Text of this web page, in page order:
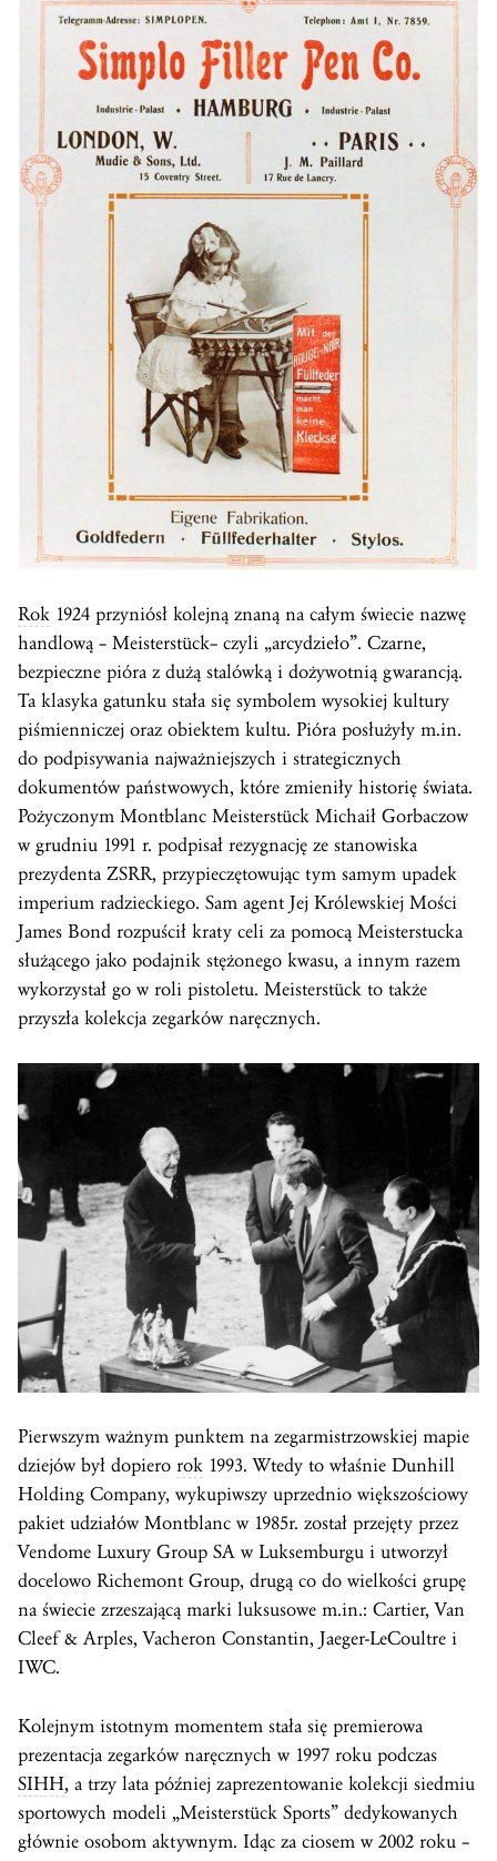
Rok 1924 przyniósł kolejną znaną na całym świecie nazwę
handlową – Meisterstück– czyli „arcydzieło”. Czarne,
bezpieczne pióra z dużą stalówką i dożywotnią gwarancją.
Ta klasyka gatunku stała się symbolem wysokiej kultury
piśmienniczej oraz obiektem kultu. Pióra posłużyły m.in.
do podpisywania najważniejszych i strategicznych
dokumentów państwowych, które zmieniły historię świata.
Pożyczonym Montblanc Meisterstück Michaił Gorbaczow
w grudniu 1991 r. podpisał rezygnację ze stanowiska
prezydenta ZSRR, przypieczętowując tym samym upadek
imperium radzieckiego. Sam agent Jej Królewskiej Mości
James Bond rozpuścił kraty celi za pomocą Meisterstucka
służącego jako podajnik stężonego kwasu, a innym razem
wykorzystał go w roli pistoletu. Meisterstück to także
przyszła kolekcja zegarków naręcznych.
Pierwszym ważnym punktem na zegarmistrzowskiej mapie
dziejów był dopiero rok 1993. Wtedy to właśnie Dunhill
Holding Company, wykupiwszy uprzednio większościowy
pakiet udziałów Montblanc w 1985r. został przejęty przez
Vendome Luxury Group SA w Luksemburgu i utworzył
docelowo Richemont Group, drugą co do wielkości grupę
na świecie zrzeszającą marki luksusowe m.in.: Cartier, Van
Cleef & Arples, Vacheron Constantin, Jaeger-LeCoultre i
IWC.
Kolejnym istotnym momentem stała się premierowa
prezentacja zegarków naręcznych w 1997 roku podczas
SIHH, a trzy lata później zaprezentowanie kolekcji siedmiu
sportowych modeli „Meisterstück Sports” dedykowanych
głównie osobom aktywnym. Idąc za ciosem w 2002 roku –